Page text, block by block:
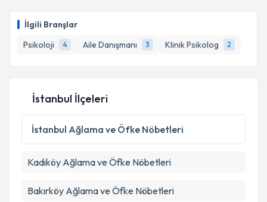
İlgili Branşlar
Psikoloji
4 Aile Danışmanı 3 Klinik Psikolog 2
için bir takvim hazırlandığında e-posta ile
bilgilendireceğiz.
E-posta Adresiniz
Kişisel verilerimin işlenmesine ilişkin
Metni'ni okudum ve kişisel verilerimin belirtilen
Takvim Talebini Gönder
İstanbul İlçeleri
İstanbul Ağlama ve Öfke Nöbetleri
Kadıköy Ağlama ve Öfke Nöbetleri
Bakırköy Ağlama ve Öfke Nöbetleri